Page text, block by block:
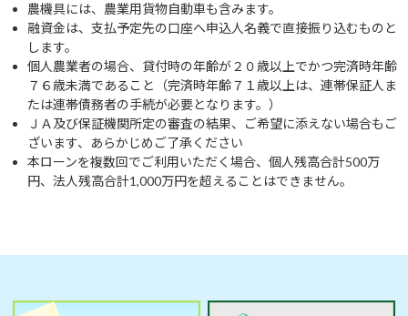
農機具には、農業用貨物自動車も含みます。
融資金は、支払予定先の口座へ申込人名義で直接振り込むものと
します。
個人農業者の場合、貸付時の年齢が２０歳以上でかつ完済時年齢
７６歳未満であること（完済時年齢７１歳以上は、連帯保証人ま
たは連帯債務者の手続が必要となります。）
ＪＡ及び保証機関所定の審査の結果、ご希望に添えない場合もご
ざいます、あらかじめご了承ください
本ローンを複数回でご利用いただく場合、個人残高合計500万
円、法人残高合計1,000万円を超えることはできません。